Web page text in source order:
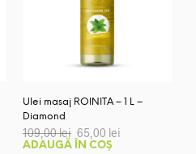
Ulei masaj ROINITA – 1 L –
Diamond
109,00lei Prețul
inițial
65,00 lei
ADAUGĂ ÎN COȘ